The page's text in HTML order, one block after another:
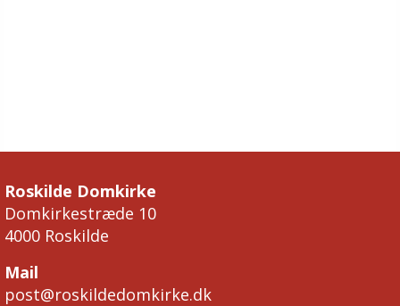
Roskilde Domkirke
Domkirkestræde 10
4000 Roskilde
Mail
post@roskildedomkirke.dk